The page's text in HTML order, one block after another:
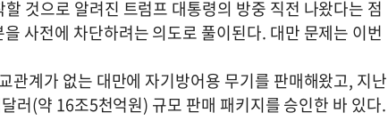
것으로 알려진 트럼프 대통령의 방중 직전 나왔다는 점
사전에 차단하려는 의도로 풀이된다. 대만 문제는 이번
계가 없는 대만에 자기방어용 무기를 판매해왔고, 지난
러(약 16조5천억원) 규모 판매 패키지를 승인한 바 있다.